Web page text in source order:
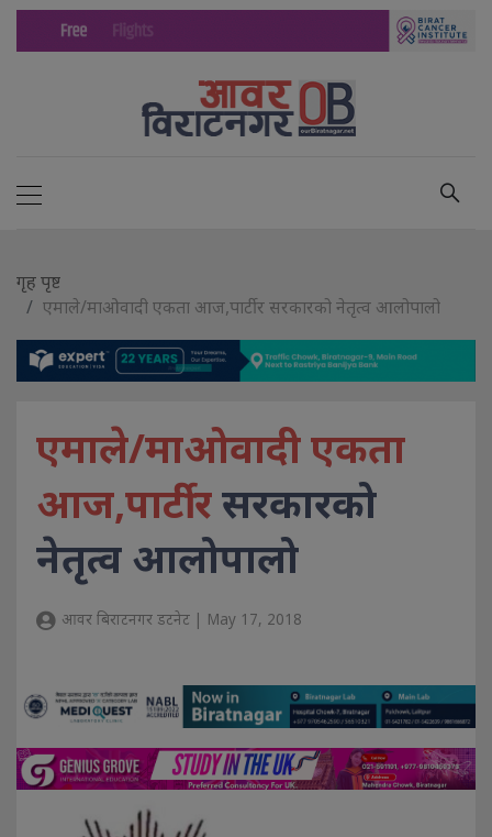
गृह पृष्ट
एमाले/माओवादी एकता आज,पार्टी र सरकारको नेतृत्व आलोपालो
एमाले/माओवादी एकता
आज,पार्टी रसरकारको
नेतृत्व आलोपालो
आवर बिराटनगर डटनेट | May 17, 2018